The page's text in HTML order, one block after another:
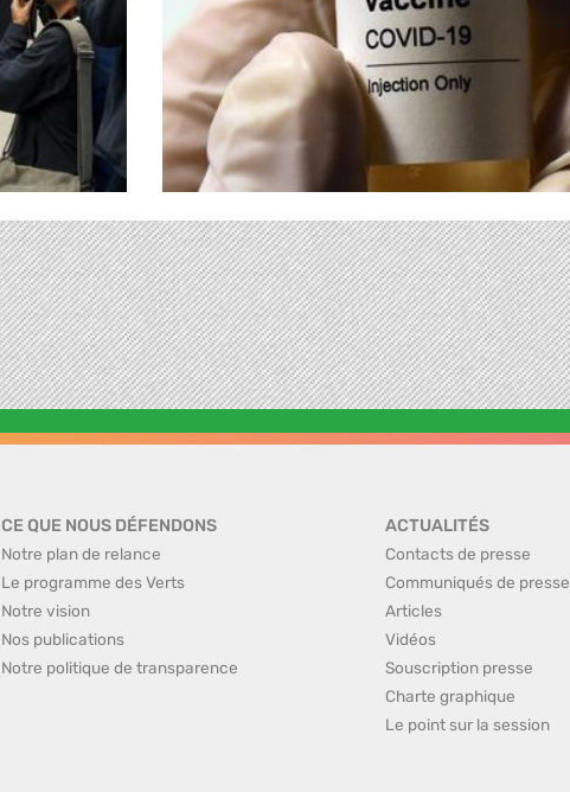
CE QUE NOUS DÉFENDONS
Notre plan de relance
Le programme des Verts
Notre vision
Nos publications
Notre politique de transparence
ACTUALITÉS
Contacts de presse
Communiqués de presse
Articles
Vidéos
Souscription presse
Charte graphique
Le point sur la session